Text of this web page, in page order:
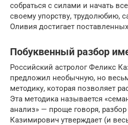
собраться с силами и начать
своему упорству, трудолюбию,
Оливия достигает
Побуквенный разбор
Российский астролог Феликс
предложил необычную, но
методику, которая позволяет
Эта методика называется
анализ» — проще говоря,
Казимирович утверждает (и